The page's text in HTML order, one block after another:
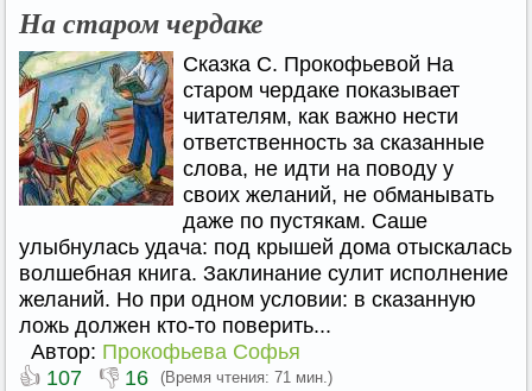
На старом чердаке
Сказка С. Прокофьевой На
старом чердаке показывает
читателям, как важно нести
ответственность за сказанные
слова, не идти на поводу у
своих желаний, не обманывать
даже по пустякам. Саше
улыбнулась удача: под крышей дома отыскалась
волшебная книга. Заклинание сулит исполнение
желаний. Но при одном условии: в сказанную
ложь должен кто-то поверить...
Автор: Прокофьева Софья
👍 107 👎 16 (Время чтения: 71 мин.)